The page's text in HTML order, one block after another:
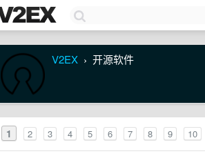
V2EX › 开源软件
1 2 3 4 5 6 7 8 9 10